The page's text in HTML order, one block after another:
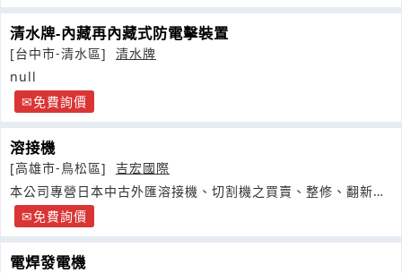
清水牌-內藏再內藏式防電擊裝置
[台中市-清水區]
清水牌
null
免費詢價
溶接機
[高雄市-鳥松區]
吉宏國際
本公司專營日本中古外匯溶接機、切割機之買賣、整修、翻新等
服務免費詢價
電焊發電機